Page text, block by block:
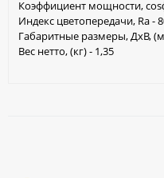
Коэффициент мощности,
Индекс цветопередачи, Ra -
Габаритные размеры, ДхВ,
Вес нетто, (кг) - 1,35